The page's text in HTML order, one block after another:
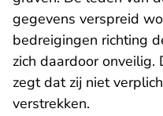
gegevens verspreid
bedreigingen richting
zich daardoor
zegt dat zij niet
verstrekken.